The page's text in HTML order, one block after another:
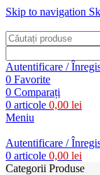
Skip to navigation
Autentificare /
0 Favorite
0 Comparați
0 articole 0,00 lei
Meniu
Autentificare /
0 articole 0,00 lei
Categorii Produse